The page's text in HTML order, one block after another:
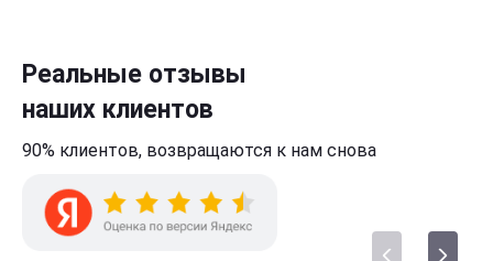
Реальные отзывы
наших клиентов
90% клиентов, возвращаются к нам снова